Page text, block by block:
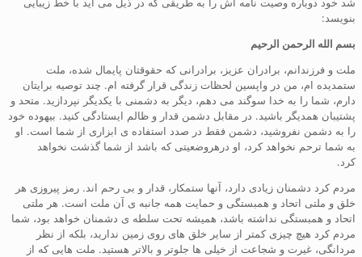
شد خود دوباره وصیت نامه اش را به طریقی که در ذیل می آید با خط زیبایی
بنویسد:
بسم الله الرحمن الرحیم
ملت و فرزندانم، برادران عزیز، برادرانی که حقوقتان پایمال شده، ملت
ستمدیده ام، من در واپسین لحظات زندگی قرار گرفته ام. چند توصیه برایتان
دارم، شما را به خدا سوگند می دهم، دیگر به دشمنی با یکدیگر نپردازید. متحد و
پشتیبان همدیگر باشید. در مقابل دشمن قدار و ظالم ایستادگی کنید. بیهوده خود
را به دشمن نفروشید، دشمن فقط در صدد استفاده ی ابزاری از شما است. او
به شما ترحم نخواهد کرد، او درهروضعیتی که باشد از شما گذشت نخواهد
کرد.
مردم کرد دشمنان زیادی دارد، آنها ستمکار، قدار و بی رحم اند. رمز پیروزی هر
خلق و ملتی اتحاد و همبستگی و حمایت همه جانبه ی آن ملت است. هر ملتی
اتحاد و همبستگی نداشته باشد، همیشه تحت سلطه ی دشمنان خواهد بود، شما
مردم کرد هیچ چیزی کمتر از سایر خلق های روی زمین ندارید، بلکه از نظر
مردانگی، غیرت و شجاعت از خیلی ها جلوتر و بالاتر هستید. ملت هایی که از